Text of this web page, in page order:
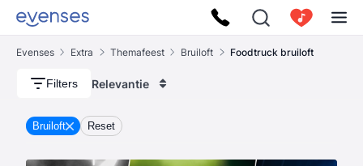
Evenses Extra Themafeest Bruiloft Foodtruck bruiloft
Filters Relevantie
Bruiloft Reset